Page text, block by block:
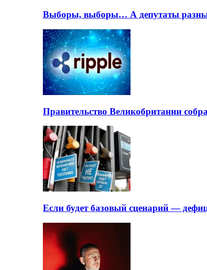
Выборы, выборы… А депутаты
Правительство Великобритании
Если будет базовый сценарий —